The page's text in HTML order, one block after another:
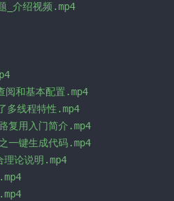
_介绍视频.mp4
和基本配置.mp4
多线程特性.mp4
复用入门简介.mp4
一键生成代码.mp4
理论说明.mp4